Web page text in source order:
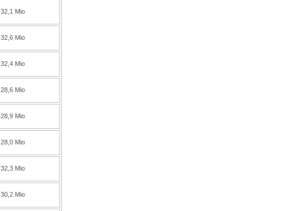
32,1 Mio
32,6 Mio
32,4 Mio
28,6 Mio
28,9 Mio
28,0 Mio
32,3 Mio
30,2 Mio